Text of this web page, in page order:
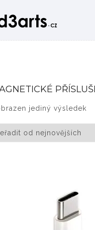
jediný výsledek